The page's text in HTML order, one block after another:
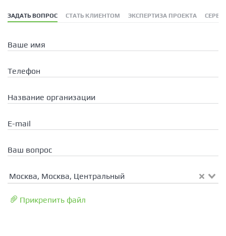
ЗАДАТЬ ВОПРОС СТАТЬ КЛИЕНТОМ ЭКСПЕРТИЗА ПРОЕКТА
Ваше имя
Телефон
Название организации
E-mail
Ваш вопрос
Москва, Москва, Центральный
Прикрепить файл